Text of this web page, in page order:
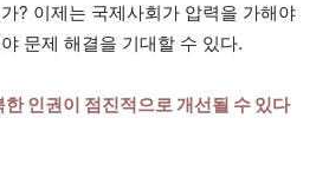
? 이제는 국제사회가 압력을 가해야
문제 해결을 기대할 수 있다.
인권이 점진적으로 개선될 수 있다